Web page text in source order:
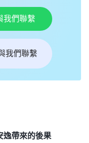
搭的姊妹交通幫助
結學習，常常
也好。對比現在，
但有些技術只要我
享肉體安逸不思進
命進入、業務方面
耍滑，早晚會被顯
我們聯繫
我們聯繫
逸帶來的後果